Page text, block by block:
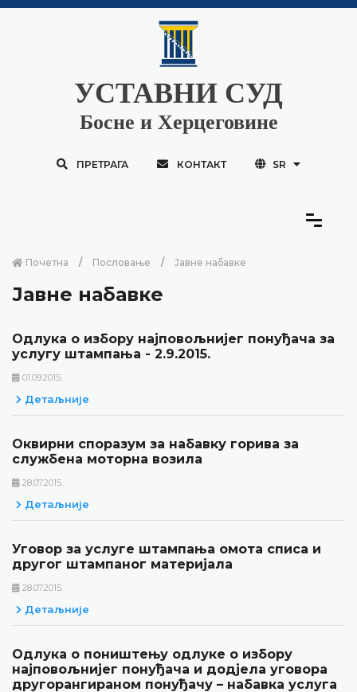
УСТАВНИ СУД
Босне и Херцеговине
ПРЕТРАГА КОНТАКТ SR
Почетна Пословање Јавне набавке
Јавне набавке
Одлука о избору најповољнијег понуђача за
услугу штампања - 2.9.2015.
01.09.2015.
Детаљније
Оквирни споразум за набавку горива за
службена моторна возила
28.07.2015.
Детаљније
Уговор за услуге штампања омота списа и
другог штампаног материјала
28.07.2015.
Детаљније
Одлука о поништењу одлуке о избору
најповољнијег понуђача и додјела уговора
другорангираном понуђачу – набавка услуга